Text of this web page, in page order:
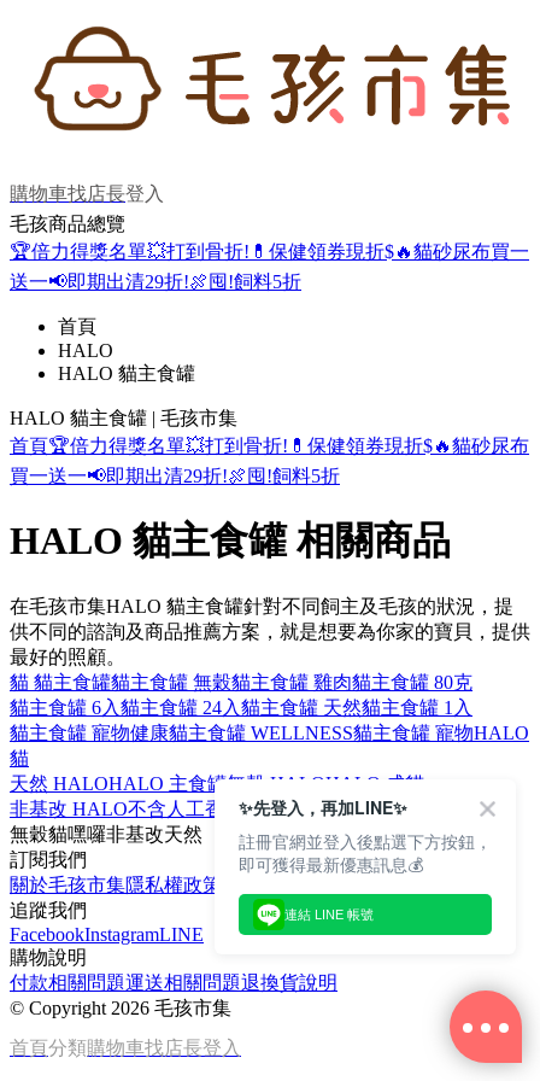
購物車找店長登入
毛孩商品總覽
🏆倍力得獎名單💥打到骨折! 💊保健領券現折$🔥貓砂尿布買一
送一📢即期出清29折!🍖囤!飼料5折
首頁
HALO
HALO 貓主食罐
HALO 貓主食罐 | 毛孩市集
首頁🏆倍力得獎名單💥打到骨折! 💊保健領券現折$🔥貓砂尿布
買一送一📢即期出清29折!🍖囤!飼料5折
HALO 貓主食罐 相關商品
在毛孩市集HALO 貓主食罐針對不同飼主及毛孩的狀況，提
供不同的諮詢及商品推薦方案，就是想要為你家的寶貝，提供
最好的照顧。
貓 貓主食罐貓主食罐 無穀貓主食罐 雞肉貓主食罐 80克
貓主食罐 6入貓主食罐 24入貓主食罐 天然貓主食罐 1入
貓主食罐 寵物健康貓主食罐 WELLNESS貓主食罐 寵物HALO
貓
天然 HALOHALO 主食罐無穀 HALOHALO 成貓
非基改 HALO不含人工香精 HALO HALO 狗 HALO 狗飼料
無穀貓嘿囉非基改天然
訂閱我們
關於毛孩市集隱私權政策
追蹤我們
FacebookInstagramLINE
購物說明
付款相關問題運送相關問題退換貨說明
© Copyright 2026 毛孩市集
首頁分類購物車找店長登入
✨先登入，再加LINE✨
註冊官網並登入後點選下方按鈕，
即可獲得最新優惠訊息💰
連結 LINE 帳號